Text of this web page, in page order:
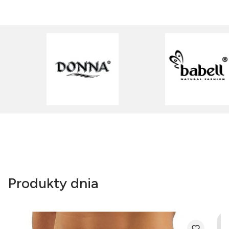
Produkty dnia